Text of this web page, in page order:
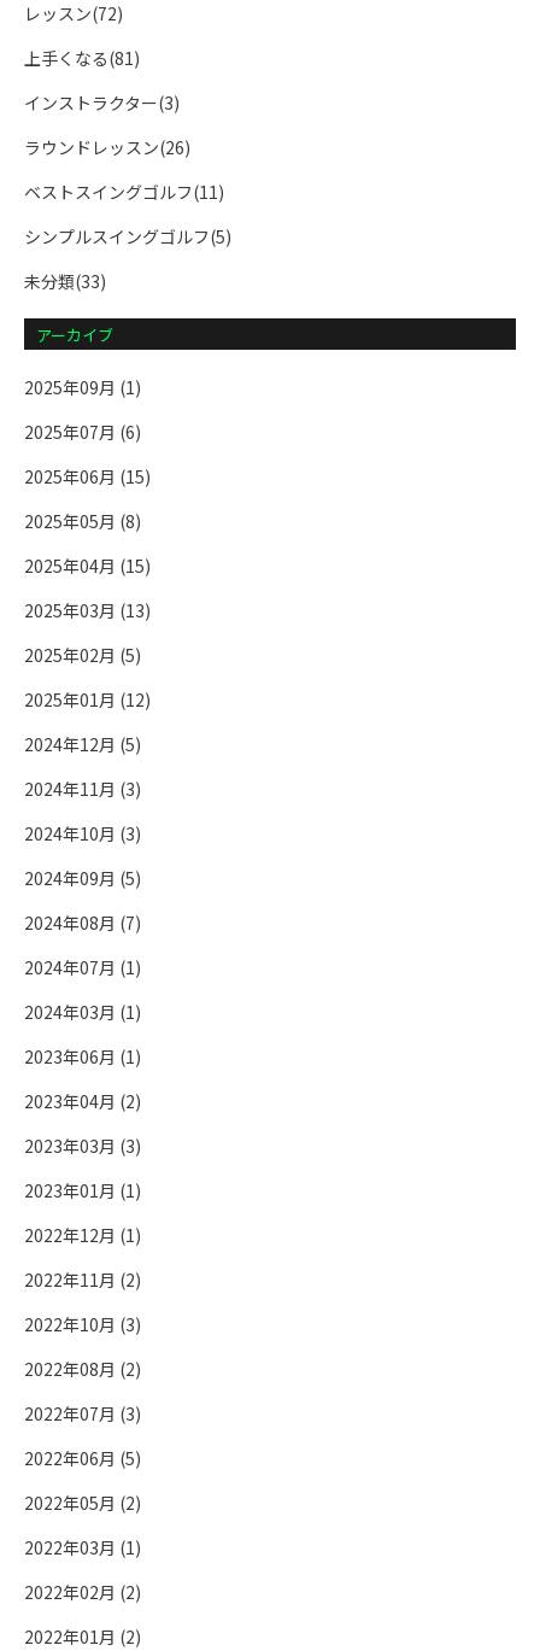
レッスン(72)
上手くなる(81)
インストラクター(3)
ラウンドレッスン(26)
ベストスイングゴルフ(11)
シンプルスイングゴルフ(5)
未分類(33)
アーカイブ
2025年09月 (1)
2025年07月 (6)
2025年06月 (15)
2025年05月 (8)
2025年04月 (15)
2025年03月 (13)
2025年02月 (5)
2025年01月 (12)
2024年12月 (5)
2024年11月 (3)
2024年10月 (3)
2024年09月 (5)
2024年08月 (7)
2024年07月 (1)
2024年03月 (1)
2023年06月 (1)
2023年04月 (2)
2023年03月 (3)
2023年01月 (1)
2022年12月 (1)
2022年11月 (2)
2022年10月 (3)
2022年08月 (2)
2022年07月 (3)
2022年06月 (5)
2022年05月 (2)
2022年03月 (1)
2022年02月 (2)
2022年01月 (2)